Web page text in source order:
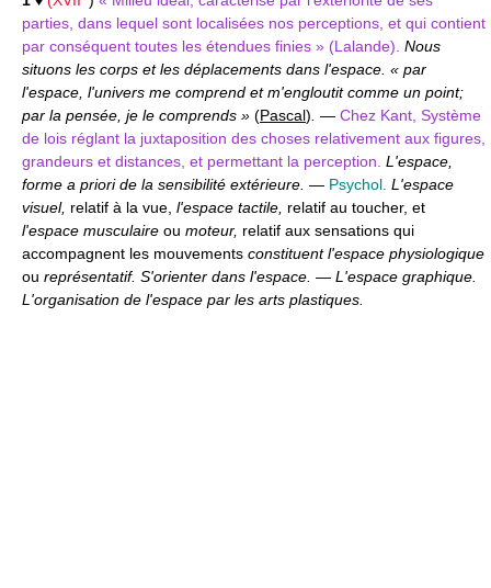
parties, dans lequel sont localisées nos perceptions, et qui contient
par conséquent toutes les étendues finies » (Lalande). Nous
situons les corps et les déplacements dans l'espace. « par
l'espace, l'univers me comprend et m'engloutit comme un point;
par la pensée, je le comprends » (Pascal) — Chez Kant, Système
de lois réglant la juxtaposition des choses relativement aux figures,
grandeurs et distances, et permettant la perception. L'espace,
forme a priori de la sensibilité extérieure. — Psychol. L'espace
visuel, relatif à la vue, l'espace tactile, relatif au toucher, et
l'espace musculaire ou moteur, relatif aux sensations qui
accompagnent les mouvements constituent l'espace physiologique
ou représentatif. S'orienter dans l'espace. — L'espace graphique.
L'organisation de l'espace par les arts plastiques.